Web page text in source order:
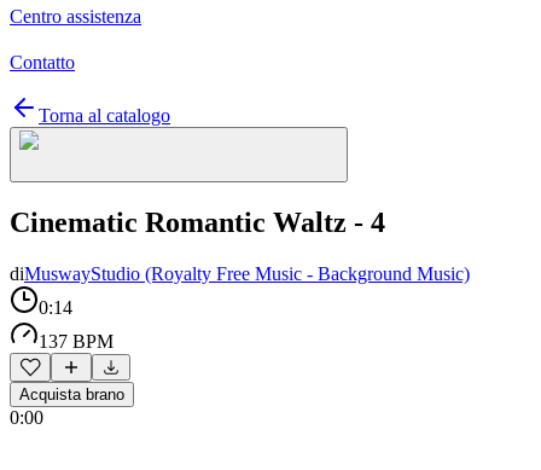
Centro assistenza
Contatto
Torna al catalogo
Cinematic Romantic Waltz - 4
diMuswayStudio (Royalty Free Music - Background Music)
0:14
137 BPM
Acquista brano
0:00